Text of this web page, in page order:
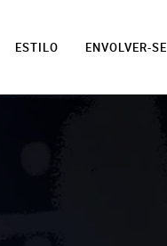
ESTILO ENVOLVER-SE